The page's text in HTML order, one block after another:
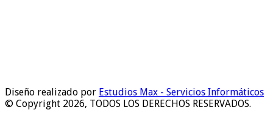
Diseño realizado por Estudios Max - Servicios Informáticos
© Copyright 2026, TODOS LOS DERECHOS RESERVADOS.